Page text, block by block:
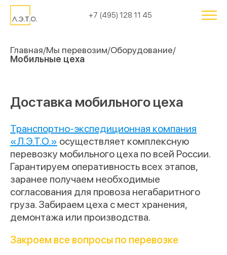
+7 (495) 128 11 45
Главная Мы перевозим Оборудование
Мобильные цеха
Доставка мобильного цеха
Транспортно-экспедиционная компания
«Л.Э.Т.О.» осуществляет комплексную
перевозку мобильного цеха по всей России.
Гарантируем оперативность всех этапов,
заранее получаем необходимые
согласования для провоза негабаритного
груза. Забираем цеха с мест хранения,
демонтажа или производства.
Закроем все вопросы по перевозке